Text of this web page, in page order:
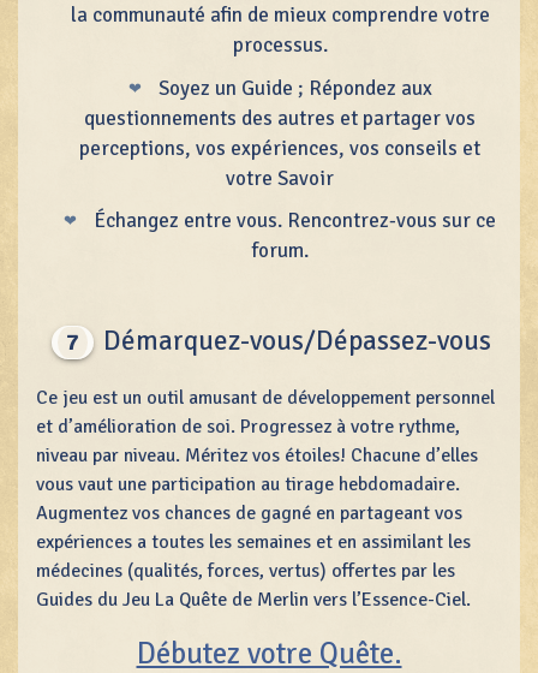
la communauté afin de mieux comprendre votre
processus.
Soyez un Guide ; Répondez aux
questionnements des autres et partager vos
perceptions, vos expériences, vos conseils et
votre Savoir
Échangez entre vous. Rencontrez-vous sur ce
forum.
7 Démarquez-vous/Dépassez-vous
Ce jeu est un outil amusant de développement personnel
et d’amélioration de soi. Progressez à votre rythme,
niveau par niveau. Méritez vos étoiles! Chacune d’elles
vous vaut une participation au tirage hebdomadaire.
Augmentez vos chances de gagné en partageant vos
expériences a toutes les semaines et en assimilant les
médecines (qualités, forces, vertus) offertes par les
Guides du Jeu La Quête de Merlin vers l’Essence-Ciel.
Débutez votre Quête.